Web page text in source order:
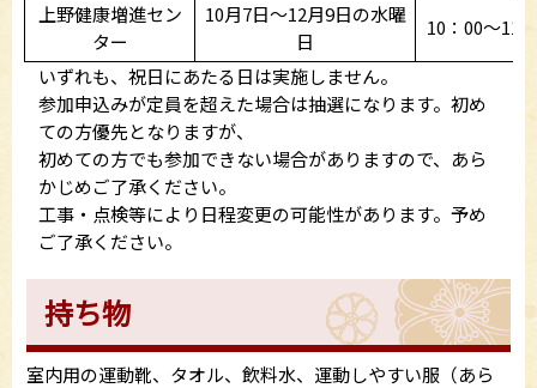
上野健康増進セン
ター
10月7日～12月9日の水曜
日
10：00～11
いずれも、祝日にあたる日は実施しません。
参加申込みが定員を超えた場合は抽選になります。初め
ての方優先となりますが、
初めての方でも参加できない場合がありますので、あら
かじめご了承ください。
工事・点検等により日程変更の可能性があります。予め
ご了承ください。
持ち物
室内用の運動靴、タオル、飲料水、運動しやすい服（あら